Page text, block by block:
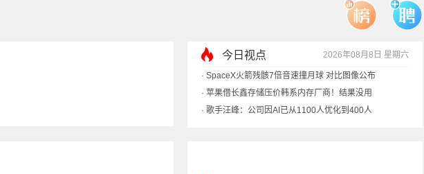
今日视点 2026年08月8日 星期六
· SpaceX火箭残骸7倍音速撞月球 对比图像公布
· 苹果借长鑫存储压价韩系内存厂商！结果没用
· 歌手汪峰：公司因AI已从1100人优化到400人